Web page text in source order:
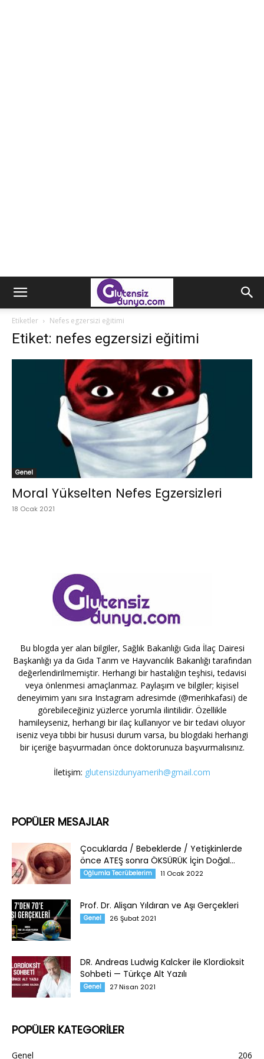
Etiketler Nefes egzersizi eğitimi
Etiket: nefes egzersizi eğitimi
Genel
Moral Yükselten Nefes Egzersizleri
18 Ocak 2021
Bu blogda yer alan bilgiler, Sağlık Bakanlığı Gıda İlaç Dairesi
Başkanlığı ya da Gıda Tarım ve Hayvancılık Bakanlığı tarafından
değerlendirilmemiştir. Herhangi bir hastalığın teşhisi, tedavisi
veya önlenmesi amaçlanmaz. Paylaşım ve bilgiler; kişisel
deneyimim yanı sıra Instagram adresimde (@merihkafasi) de
görebileceğiniz yüzlerce yorumla ilintilidir. Özellikle
hamileyseniz, herhangi bir ilaç kullanıyor ve bir tedavi oluyor
iseniz veya tıbbi bir hususi durum varsa, bu blogdaki herhangi
bir içeriğe başvurmadan önce doktorunuza başvurmalısınız.
İletişim: glutensizdunyamerih@gmail.com
POPÜLER MESAJLAR
Çocuklarda / Bebeklerde / Yetişkinlerde
önce ATEŞ sonra ÖKSÜRÜK İçin Doğal...
Oğlumla Tecrübelerim 11 Ocak 2022
Prof. Dr. Alişan Yıldıran ve Aşı Gerçekleri
Genel 26 Şubat 2021
DR. Andreas Ludwig Kalcker ile Klordioksit
Sohbeti — Türkçe Alt Yazılı
Genel 27 Nisan 2021
POPÜLER KATEGORİLER
Genel 206